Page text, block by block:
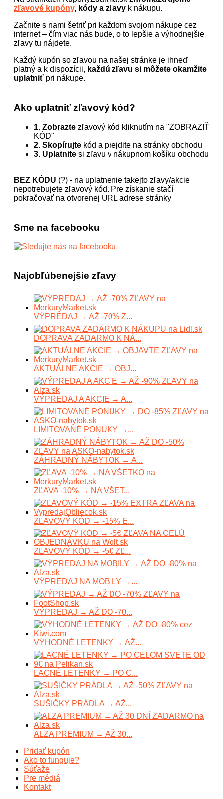
zľavové kupóny, kódy a zľavy k nákupu.
Začnite s nami šetriť pri každom svojom nákupe cez
internet – čím viac nás bude, o to lepšie a výhodnejšie
zľavy tu nájdete.
Každý kupón so zľavou na našej stránke je ihneď
platný a k dispozícii, každú zľavu si môžete okamžite
uplatniť pri nákupe.
Ako uplatniť zľavový kód?
1. Zobrazte zľavový kód kliknutím na "ZOBRAZIŤ
KÓD"
2. Skopírujte kód a prejdite na stránky obchodu
3. Uplatnite si zľavu v nákupnom košíku obchodu
BEZ KÓDU (?) - na uplatnenie takejto zľavy/akcie
nepotrebujete zľavový kód. Pre získanie stačí
pokračovať na otvorenej URL adrese stránky
Sme na facebooku
Najobľúbenejšie zľavy
VÝPREDAJ → AŽ -70% Z...
DOPRAVA ZADARMO K NÁ...
AKTUÁLNE AKCIE → OBJ...
VÝPREDAJ A AKCIE → A...
LIMITOVANÉ PONUKY →...
ZÁHRADNÝ NÁBYTOK → A...
ZĽAVA -10% → NA VŠET...
ZĽAVOVÝ KÓD → -15% E...
ZĽAVOVÝ KÓD → -5€ ZĽ...
VÝPREDAJ NA MOBILY →...
VÝPREDAJ → AŽ DO -70...
VÝHODNÉ LETENKY → AŽ...
LACNÉ LETENKY → PO C...
SUŠIČKY PRÁDLA → AŽ...
ALZA PREMIUM → AŽ 30...
Pridať kupón
Ako to funguje?
Súťaže
Pre médiá
Kontakt